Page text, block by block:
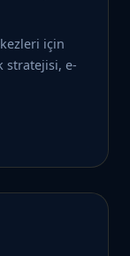
için
stratejisi, e-